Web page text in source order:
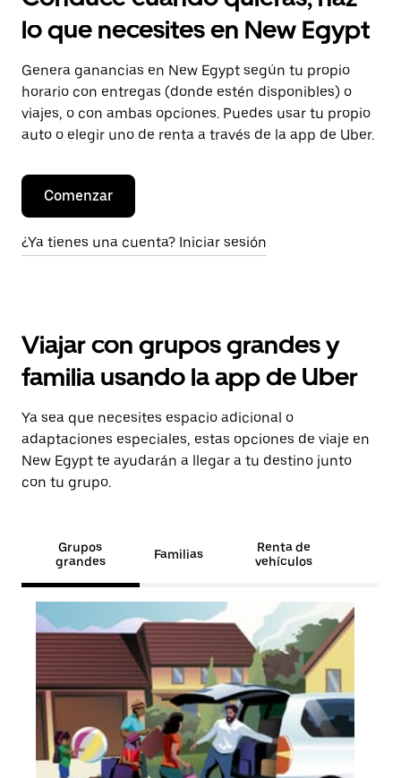
lo que necesites en New Egypt
Genera ganancias en New Egypt según tu propio
horario con entregas (donde estén disponibles) o
viajes, o con ambas opciones. Puedes usar tu propio
auto o elegir uno de renta a través de la app de Uber.
Comenzar
¿Ya tienes una cuenta? Iniciar sesión
Viajar con grupos grandes y
familia usando la app de Uber
Ya sea que necesites espacio adicional o
adaptaciones especiales, estas opciones de viaje en
New Egypt te ayudarán a llegar a tu destino junto
con tu grupo.
Grupos
grandes
Familias
Renta de
vehículos